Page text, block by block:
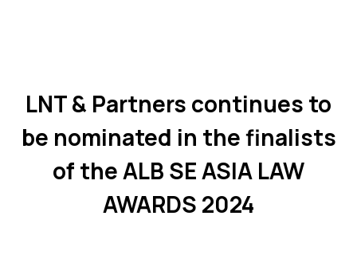
LNT & Partners continues to
be nominated in the finalists
of the ALB SE ASIA LAW
AWARDS 2024